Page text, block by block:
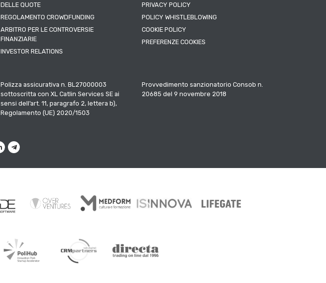
DELLE QUOTE
REGOLAMENTO CROWDFUNDING
ARBITRO PER LE CONTROVERSIE
FINANZIARIE
INVESTOR RELATIONS
PRIVACY POLICY
POLICY WHISTLEBLOWING
COOKIE POLICY
PREFERENZE COOKIES
Polizza assicurativa n. BL27000003
sottoscritta con XL Catlin Services SE ai
sensi dell’art. 11, paragrafo 2, lettera b),
Regolamento (UE) 2020/1503
Provvedimento sanzionatorio Consob n.
20685 del 9 novembre 2018